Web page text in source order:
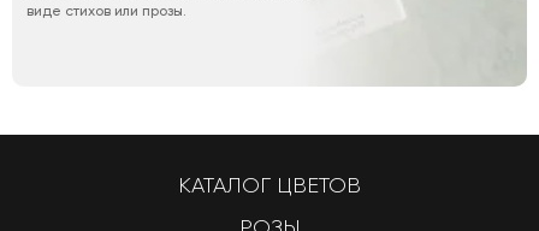
виде стихов или прозы.
КАТАЛОГ ЦВЕТОВ